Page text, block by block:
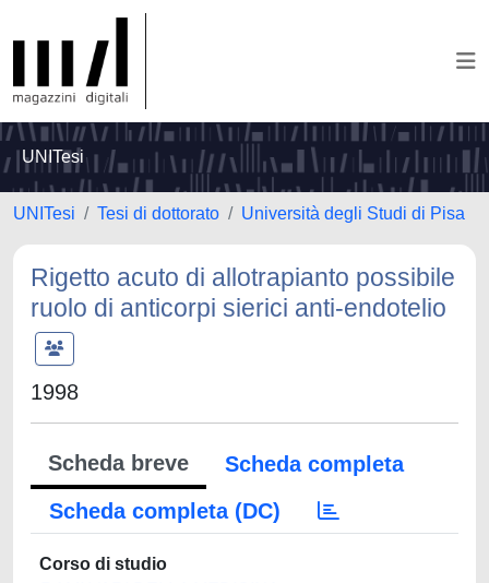
UNITesi
UNITesi Tesi di dottorato Università degli Studi di Pisa
Rigetto acuto di allotrapianto possibile
ruolo di anticorpi sierici anti-endotelio
1998
Scheda breve
Scheda completa
Scheda completa (DC)
Corso di studio